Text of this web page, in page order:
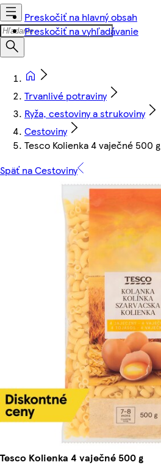
Preskočiť na hlavný obsah
Preskočiť na vyhľadávanie
Trvanlivé potraviny
Ryža, cestoviny a strukoviny
Cestoviny
Tesco Kolienka 4 vaječné 500 g
Späť na Cestoviny
Tesco Kolienka 4 vaječné 500 g